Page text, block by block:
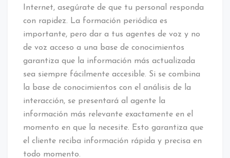
Internet, asegúrate de que tu personal responda
con rapidez. La formación periódica es
importante, pero dar a tus agentes de voz y no
de voz acceso a una base de conocimientos
garantiza que la información más actualizada
sea siempre fácilmente accesible. Si se combina
la base de conocimientos con el análisis de la
interacción, se presentará al agente la
información más relevante exactamente en el
momento en que la necesite. Esto garantiza que
el cliente reciba información rápida y precisa en
todo momento.